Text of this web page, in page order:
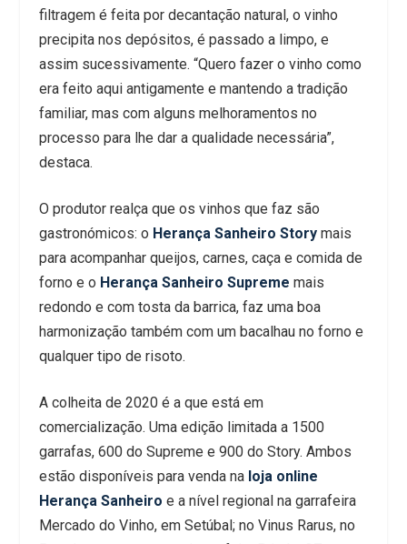
filtragem é feita por decantação natural, o vinho
precipita nos depósitos, é passado a limpo, e
assim sucessivamente. “Quero fazer o vinho como
era feito aqui antigamente e mantendo a tradição
familiar, mas com alguns melhoramentos no
processo para lhe dar a qualidade necessária”,
destaca.
O produtor realça que os vinhos que faz são
gastronómicos: o Herança Sanheiro Story mais
para acompanhar queijos, carnes, caça e comida de
forno e o Herança Sanheiro Supreme mais
redondo e com tosta da barrica, faz uma boa
harmonização também com um bacalhau no forno e
qualquer tipo de risoto.
A colheita de 2020 é a que está em
comercialização. Uma edição limitada a 1500
garrafas, 600 do Supreme e 900 do Story. Ambos
estão disponíveis para venda na loja online
Herança Sanheiro e a nível regional na garrafeira
Mercado do Vinho, em Setúbal; no Vinus Rarus, no